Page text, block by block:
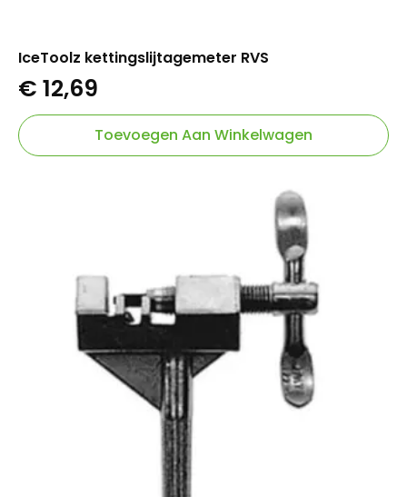
IceToolz kettingslijtagemeter RVS
€ 12,69
Toevoegen Aan Winkelwagen